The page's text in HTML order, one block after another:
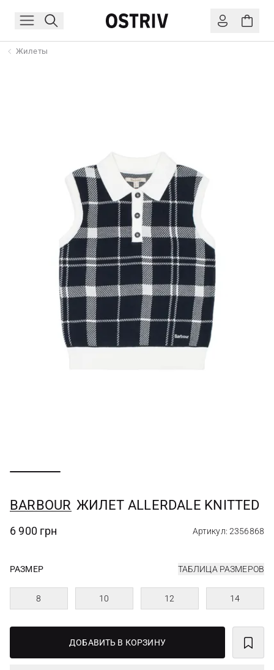
Жилеты
BARBOUR ЖИЛЕТ ALLERDALE KNITTED
6 900 грн Артикул: 2356868
РАЗМЕР ТАБЛИЦА РАЗМЕРОВ
8 10 12 14
ДОБАВИТЬ В КОРЗИНУ